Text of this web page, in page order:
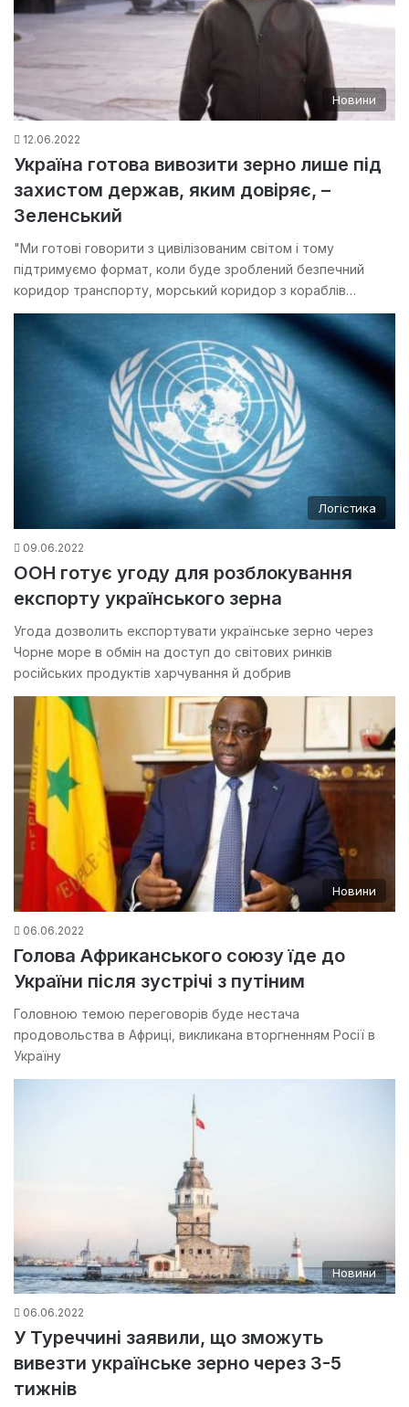
Новини
12.06.2022
Україна готова вивозити зерно лише під
захистом держав, яким довіряє, –
Зеленський
"Ми готові говорити з цивілізованим світом і тому
підтримуємо формат, коли буде зроблений безпечний
коридор транспорту, морський коридор з кораблів…
Логістика
09.06.2022
ООН готує угоду для розблокування
експорту українського зерна
Угода дозволить експортувати українське зерно через
Чорне море в обмін на доступ до світових ринків
російських продуктів харчування й добрив
Новини
06.06.2022
Голова Африканського союзу їде до
України після зустрічі з путіним
Головною темою переговорів буде нестача
продовольства в Африці, викликана вторгненням Росії в
Україну
Новини
06.06.2022
У Туреччині заявили, що зможуть
вивезти українське зерно через 3-5
тижнів